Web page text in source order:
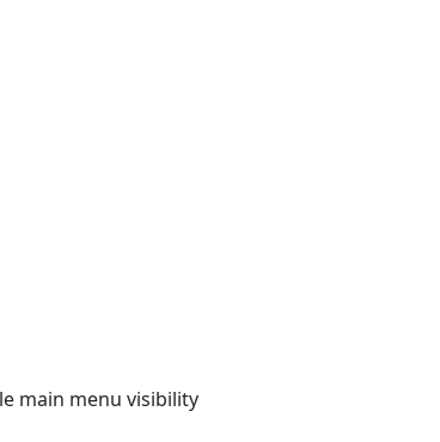
main menu visibility